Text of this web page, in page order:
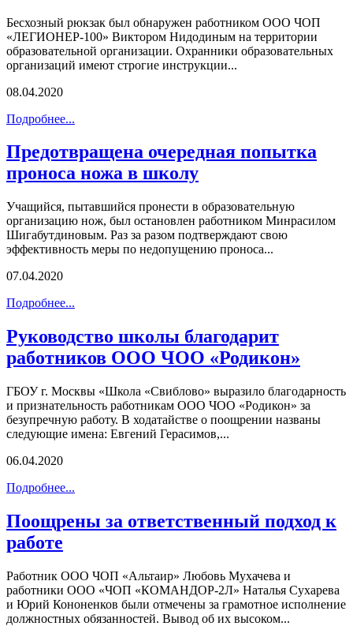
Бесхозный рюкзак был обнаружен работником ООО ЧОП
«ЛЕГИОНЕР-100» Виктором Нидодиным на территории
образовательной организации. Охранники образовательных
организаций имеют строгие инструкции...
08.04.2020
Подробнее...
Предотвращена очередная попытка
проноса ножа в школу
Учащийся, пытавшийся пронести в образовательную
организацию нож, был остановлен работником Минрасилом
Шигабутдиновым. Раз за разом подтверждают свою
эффективность меры по недопущению проноса...
07.04.2020
Подробнее...
Руководство школы благодарит
работников ООО ЧОО «Родикон»
ГБОУ г. Москвы «Школа «Свиблово» выразило благодарность
и признательность работникам ООО ЧОО «Родикон» за
безупречную работу. В ходатайстве о поощрении названы
следующие имена: Евгений Герасимов,...
06.04.2020
Подробнее...
Поощрены за ответственный подход к
работе
Работник ООО ЧОП «Альтаир» Любовь Мухачева и
работники ООО «ЧОП «КОМАНДОР-2Л» Наталья Сухарева
и Юрий Кононенков были отмечены за грамотное исполнение
должностных обязанностей. Вывод об их высоком...